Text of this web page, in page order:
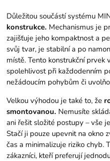
Důležitou součástí systému
konstrukce. Mechanismus je
zajišťuje jeho kompaktnost a
svůj tvar, je stabilní a po
místě. Tento konstrukční prvek
spolehlivost při každodenním
nežádoucím pohybům či
Velkou výhodou je také to, že
smontovanou. Nemusíte
ani řešit složité postupy – vše
Stačí ji pouze upevnit na okno
čas a minimalizuje riziko chyb.
zákazníci, kteří preferují